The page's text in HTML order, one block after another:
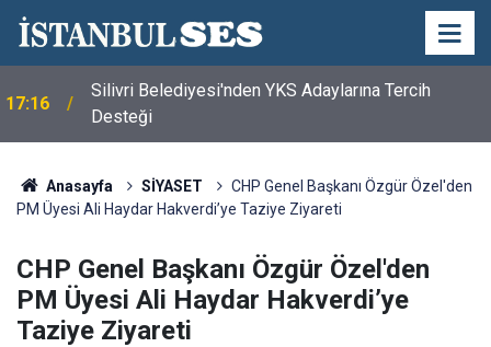
17:16
Silivri Belediyesi'nden YKS Adaylarına Tercih
Desteği
Anasayfa SİYASET
CHP Genel Başkanı Özgür Özel'den
PM Üyesi Ali Haydar Hakverdi’ye Taziye Ziyareti
CHP Genel Başkanı Özgür Özel'den
PM Üyesi Ali Haydar Hakverdi’ye
Taziye Ziyareti